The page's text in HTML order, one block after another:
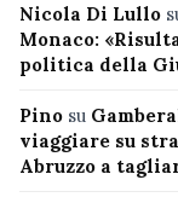
Nicola Di Lullo
Monaco:
politica della
Pino su
viaggiare su
Abruzzo a